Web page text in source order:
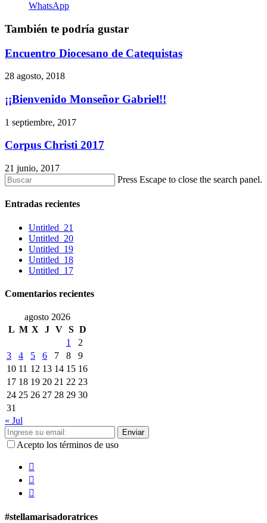
WhatsApp
También te podría gustar
Encuentro Diocesano de Catequistas
28 agosto, 2018
¡¡Bienvenido Monseñor Gabriel!!
1 septiembre, 2017
Corpus Christi 2017
21 junio, 2017
Press Escape to close the search panel.
Entradas recientes
Untitled_21
Untitled_20
Untitled_19
Untitled_18
Untitled_17
Comentarios recientes
agosto 2026
L M X J V S D
1
2
3
4 5 6 7 8
9
10 11 12 13 14 15 16
17 18 19 20 21 22 23
24 25 26 27 28 29 30
31
« Jul
Enviar
Acepto los términos de uso
#stellamarisadoratrices